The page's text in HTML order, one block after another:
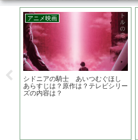
アニメ映画
シドニアの騎士 あいつむぐほし
あらすじは？原作は？テレビシリー
ズの内容は？